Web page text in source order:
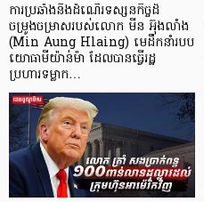
ការប្រឆាំងនឹងដំណើរទស្សនកិច្ចដ៏
ចម្រូងចម្រាសរបស់លោក មីន អ៊ុងលាំង
(Min Aung Hlaing) មេដឹកនាំរបប
យោធាមីយ៉ាន់ម៉ា ដែលបានធ្វើរដ្ឋ
ប្រហារទម្លាក…